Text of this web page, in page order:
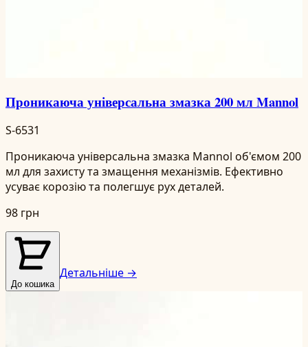
Проникаюча універсальна змазка 200 мл Mannol
S-6531
Проникаюча універсальна змазка Mannol об'ємом 200
мл для захисту та змащення механізмів. Ефективно
усуває корозію та полегшує рух деталей.
98 грн
До кошика
Детальніше →